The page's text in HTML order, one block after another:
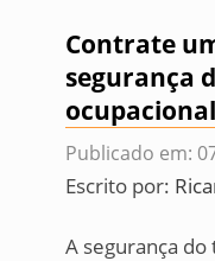
Contrate
segurança
Publicado em:
Escrito por:
A segurança